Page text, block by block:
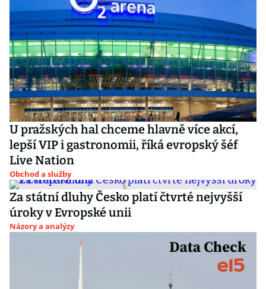
U pražských hal chceme hlavně více akcí,
lepší VIP i gastronomii, říká evropský šéf
Live Nation
Obchod a služby
Za státní dluhy Česko platí čtvrté nejvyšší
úroky v Evropské unii
Názory a analýzy